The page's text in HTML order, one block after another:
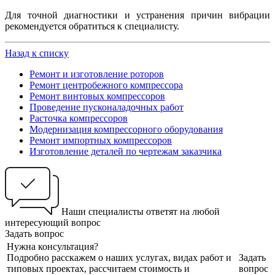
Для точной диагностики и устранения причин вибрации
рекомендуется обратиться к специалисту.
Назад к списку
Ремонт и изготовление роторов
Ремонт центробежного компрессора
Ремонт винтовых компрессоров
Проведение пусконаладочных работ
Расточка компрессоров
Модернизация компрессорного оборудования
Ремонт импортных компрессоров
Изготовление деталей по чертежам заказчика
Наши специалисты ответят на любой
интересующий вопрос
Задать вопрос
Нужна консультация?
Подробно расскажем о наших услугах, видах работ и
типовых проектах, рассчитаем стоимость и
Задать
вопрос